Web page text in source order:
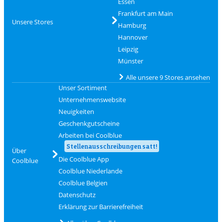
Unsere Stores
Frankfurt am Main
Hamburg
Hannover
Leipzig
Münster
Alle unsere 9 Stores ansehen
Über
Coolblue
Unser Sortiment
Unternehmenswebsite
Neuigkeiten
Geschenkgutscheine
Arbeiten bei Coolblue
Stellenausschreibungen satt!
Die Coolblue App
Coolblue Niederlande
Coolblue Belgien
Datenschutz
Erklärung zur Barrierefreiheit